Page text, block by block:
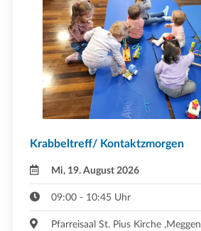
Krabbeltreff/ Kontaktzmorgen
Mi, 19. August 2026
09:00 - 10:45 Uhr
Pfarreisaal St. Pius Kirche ,Meggen